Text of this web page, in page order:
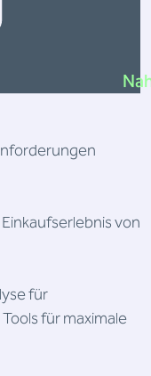
von
für
für maximale